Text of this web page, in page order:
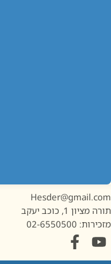
1, כוכב יעקב
02-6550500